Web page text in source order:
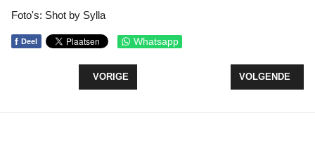
Foto's: Shot by Sylla
f Deel Whatsapp
VORIG ARTIKEL: VRIJDAGAVOND 1 NOVEMBER:
VORIGE VOLGENDE
VOLGENDE